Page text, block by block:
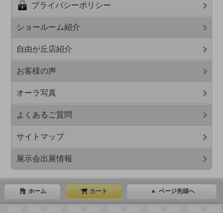
プライバシーポリシー
ショールーム紹介
自由が丘店紹介
お客様の声
オーラ写真
よくあるご質問
サイトマップ
展示会出展情報
ホーム カート ページ先頭へ